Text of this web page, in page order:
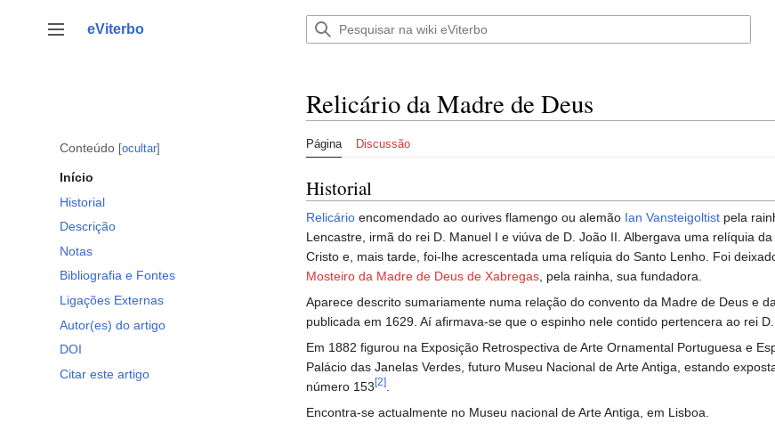
para
Alternar barra lateral
eViterbo
Conteúdo ocultar
Início
Historial
Descrição
Notas
Bibliografia e Fontes
Ligações Externas
Autor(es) do artigo
DOI
Citar este artigo
Relicário da Madre de Deus
Página Discussão
Historial
Relicário encomendado ao ourives flamengo ou alemão Ian Vansteigoltist pela
Lencastre, irmã do rei D. Manuel I e viúva de D. João II. Albergava uma relíquia
Cristo e, mais tarde, foi-lhe acrescentada uma relíquia do Santo Lenho. Foi
Mosteiro da Madre de Deus de Xabregas , pela rainha, sua fundadora.
Aparece descrito sumariamente numa relação do convento da Madre de Deus e
publicada em 1629. Aí afirmava-se que o espinho nele contido pertencera ao rei
Em 1882 figurou na Exposição Retrospectiva de Arte Ornamental Portuguesa e
Palácio das Janelas Verdes, futuro Museu Nacional de Arte Antiga, estando
número 153 [2]
Encontra-se actualmente no Museu nacional de Arte Antiga, em Lisboa.